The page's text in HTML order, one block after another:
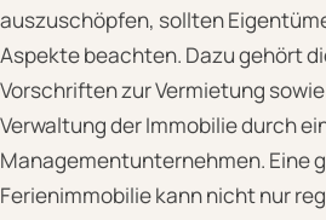
auszuschöpfen, sollten
Aspekte beachten. Dazu gehört
Vorschriften zur Vermietung
Verwaltung der Immobilie durch
Managementunternehmen. Eine
Ferienimmobilie kann nicht nur